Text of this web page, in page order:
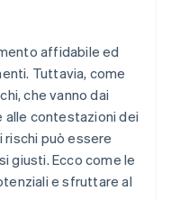
affidabile ed
Tuttavia, come
che vanno dai
alle contestazioni dei
può essere
giusti. Ecco come le
e sfruttare al